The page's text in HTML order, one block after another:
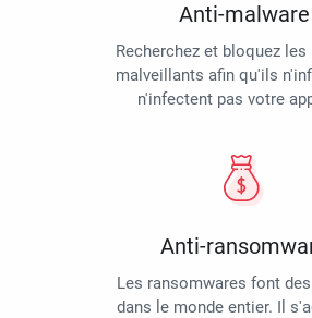
Anti-malware
Recherchez et bloquez
malveillants afin qu'ils
n'infectent pas votre
Anti-
Les ransomwares font
dans le monde entier. Il